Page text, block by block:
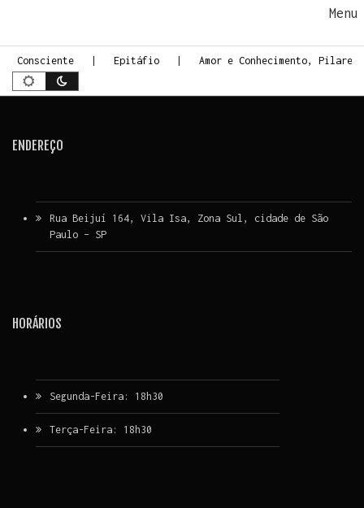
Consciente Epitáfio Amor e Conhecimento,
ENDEREÇO
Rua Beijuí 164, Vila Isa, Zona Sul, cidade de São
Paulo – SP
HORÁRIOS
Segunda-Feira: 18h30
Terça-Feira: 18h30